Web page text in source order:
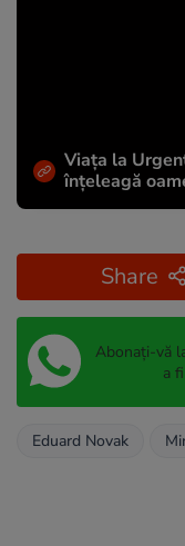
Viața la
înțeleagă
Share
Abonați-vă
a
Eduard Novak